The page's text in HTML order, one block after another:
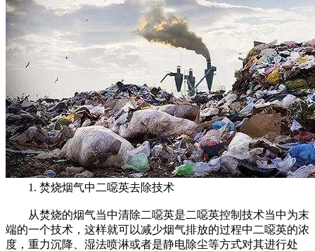
1. 焚烧烟气中二噁英去除技术
从焚烧的烟气当中清除二噁英是二噁英控制技术当中为末
端的一个技术，这样就可以减少烟气排放的过程中二噁英的浓
度，重力沉降、湿法喷淋或者是静电除尘等方式对其进行处